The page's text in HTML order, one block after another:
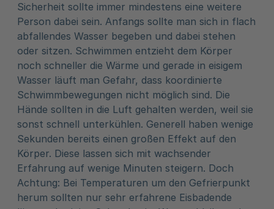
Sicherheit sollte immer mindestens eine weitere
Person dabei sein. Anfangs sollte man sich in flach
abfallendes Wasser begeben und dabei stehen
oder sitzen. Schwimmen entzieht dem Körper
noch schneller die Wärme und gerade in eisigem
Wasser läuft man Gefahr, dass koordinierte
Schwimmbewegungen nicht möglich sind. Die
Hände sollten in die Luft gehalten werden, weil sie
sonst schnell unterkühlen. Generell haben wenige
Sekunden bereits einen großen Effekt auf den
Körper. Diese lassen sich mit wachsender
Erfahrung auf wenige Minuten steigern. Doch
Achtung: Bei Temperaturen um den Gefrierpunkt
herum sollten nur sehr erfahrene Eisbadende